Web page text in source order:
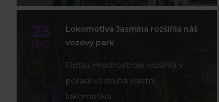
23
ÚNO
Lokomotiva Jasmína rozšířila náš
vozový park
Flotilu Hrochostroje rozšířila v
pořadí už druhá vlastní
lokomotiva